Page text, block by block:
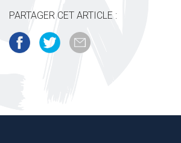
PARTAGER CET ARTICLE :